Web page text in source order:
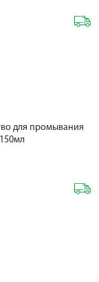
для промывания